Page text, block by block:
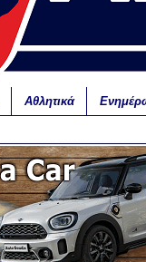
Αθλητικά